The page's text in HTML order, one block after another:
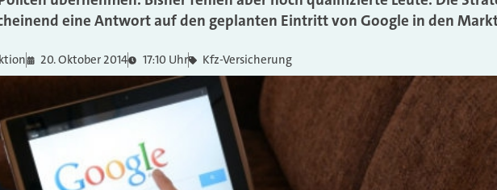
eine Antwort auf den geplanten Eintritt von Google in den
20. Oktober 2014 17:10 Uhr Kfz-Versicherung